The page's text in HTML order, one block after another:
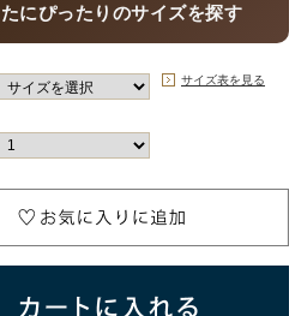
にぴったりのサイズを探す
サイズ表を見る